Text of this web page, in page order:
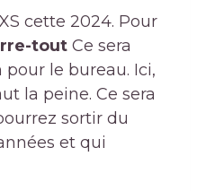
cette 2024. Pour
tout Ce sera
le bureau. Ici,
la peine. Ce sera
sortir du
et qui